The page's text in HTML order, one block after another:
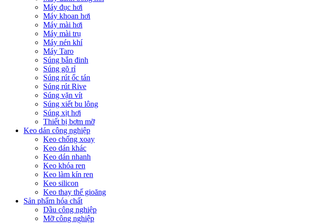
Máy đục hơi
Máy khoan hơi
Máy mài hơi
Máy mài trụ
Máy nén khí
Máy Taro
Súng bắn đinh
Súng gõ rỉ
Súng rút ốc tán
Súng rút Rive
Súng vặn vít
Súng xiết bu lông
Súng xịt hơi
Thiết bị bơm mỡ
Keo dán công nghiệp
Keo chống xoay
Keo dán khác
Keo dán nhanh
Keo khóa ren
Keo làm kín ren
Keo silicon
Keo thay thế gioăng
Sản phẩm hóa chất
Dầu công nghiệp
Mỡ công nghiệp